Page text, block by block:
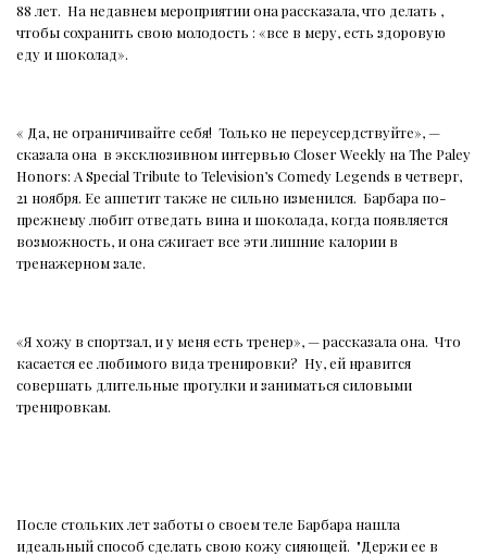
88 лет. На недавнем мероприятии она рассказала, что делать ,
чтобы сохранить свою молодость : «все в меру, есть здоровую
еду и шоколад».
« Да, не ограничивайте себя! Только не переусердствуйте», —
сказала она в эксклюзивном интервью Closer Weekly на The Paley
Honors: A Special Tribute to Television’s Comedy Legends в четверг,
21 ноября. Ее аппетит также не сильно изменился. Барбара по-
прежнему любит отведать вина и шоколада, когда появляется
возможность, и она сжигает все эти лишние калории в
тренажерном зале.
«Я хожу в спортзал, и у меня есть тренер», — рассказала она. Что
касается ее любимого вида тренировки? Ну, ей нравится
совершать длительные прогулки и заниматься силовыми
тренировкам.
После стольких лет заботы о своем теле Барбара нашла
идеальный способ сделать свою кожу сияющей. "Держи ее в